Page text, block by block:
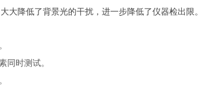
大降低了背景光的干扰，进一步降低了仪器检出限。
同时测试。